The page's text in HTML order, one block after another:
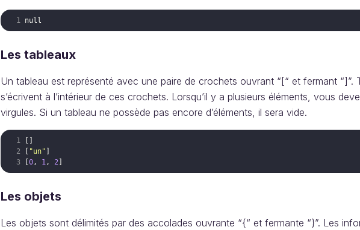
Les tableaux
Un tableau est représenté avec une paire de crochets ouvrant “[“ et fermant “]”.
s’écrivent à l’intérieur de ces crochets. Lorsqu’il y a plusieurs éléments, vous
virgules. Si un tableau ne possède pas encore d’éléments, il sera vide.
"un"
[0, 1, 2
Les objets
Les objets sont délimités par des accolades ouvrante “{“ et fermante “}”. Les